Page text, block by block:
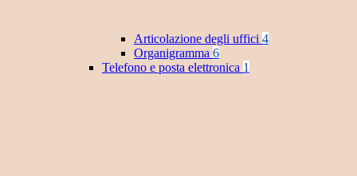
Articolazione degli uffici 4
Organigramma 6
Telefono e posta elettronica 1